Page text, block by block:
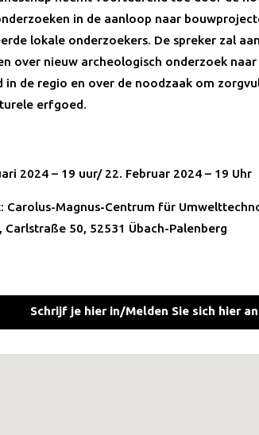
in de aanloop naar
lokale onderzoekers. De spreker zal
over nieuw archeologisch onderzoek
in de regio en over de noodzaak om
erfgoed.
2024 – 19 uur/ 22. Februar 2024 – 19 Uhr
Carolus-Magnus-Centrum für
Carlstraße 50, 52531 Übach-Palenberg
Schrijf je hier in/Melden Sie sich hier an